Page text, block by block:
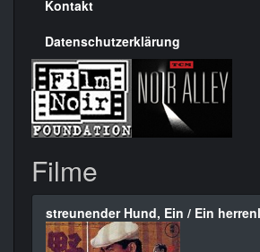
Kontakt
Datenschutzerklärung
Filme
streunender Hund, Ein / Ein